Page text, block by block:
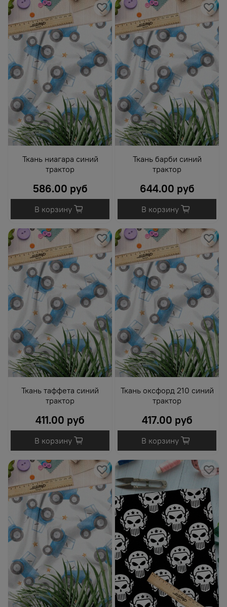
Ткань ниагара синий
трактор
586.00 руб
В корзину
Ткань барби синий
трактор
644.00 руб
В корзину
Ткань таффета синий
трактор
411.00 руб
В корзину
Ткань оксфорд 210 синий
трактор
417.00 руб
В корзину